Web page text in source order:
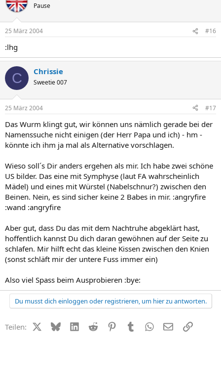
Pause
25 März 2004 #16
:lhg
C Chrissie
Sweetie 007
25 März 2004 #17
Das Wurm klingt gut, wir können uns nämlich gerade bei der
Namenssuche nicht einigen (der Herr Papa und ich) - hm -
könnte ich ihm ja mal als Alternative vorschlagen.
Wieso soll´s Dir anders ergehen als mir. Ich habe zwei schöne
US bilder. Das eine mit Symphyse (laut FA wahrscheinlich
Mädel) und eines mit Würstel (Nabelschnur?) zwischen den
Beinen. Nein, es sind sicher keine 2 Babes in mir. :angryfire
:wand :angryfire
Aber gut, dass Du das mit dem Nachtruhe abgeklärt hast,
hoffentlich kannst Du dich daran gewöhnen auf der Seite zu
schlafen. Mir hilft echt das kleine Kissen zwischen den Knien
(sonst schläft mir der untere Fuss immer ein)
Also viel Spass beim Ausprobieren :bye:
Du musst dich einloggen oder registrieren, um hier zu antworten.
Teilen: X (Twitter)
BlueskyLinkedIn
Reddit PinterestTumblr WhatsApp
E-MailLink